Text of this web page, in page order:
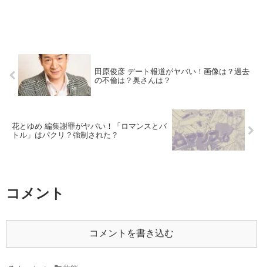
田原俊彦 デート報道がヤバい！画像は？過去
の不倫は？奥さんは？
花とゆめ 編集謝罪がヤバい！「ロマンスとバ
トル」はパクリ？強制された？
コメント
コメントを書き込む